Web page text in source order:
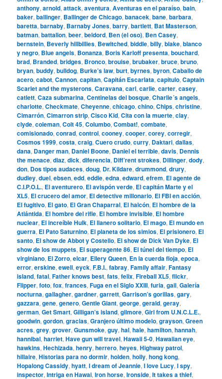
anthony,arnold,attack,aventura,Aventuras en el paraíso,bain,
baker,ballinger, Ballinger de Chicago,banacek,bane,barbara,
baretta,barnaby, Barnaby Jones,barry,bartlett, Bat Masterson,
batman,battalion,beer,beldord, Ben (el oso), Ben Casey,
bernstein, Beverly hillbillies, Bewitched,biddle,billy,blake,blanco
y negro, Blue angels, Bonanza, Boris Karloff presenta,bouchard,
brad, Branded,bridges, Bronco,brouise,brubaker,bruce,bruno,
bryan,buddy,bulldog, Burke’s law,burt,byrnes,byron,Caballo de
acero,cabot,Cannon,capitan,Capitán Escarlata,capitulo,Captain
Scarlet and the mysterons,Caravana,carl,carlie,carter,casey,
catlett,Caza submarina,Centinelas del bosque,Charlie´s angels,
charlotte,Checkmate,Cheyenne,chicago,chino,Chips,christine,
Cimarrón,Cimarron strip,Cisco Kid,Cita con la muerte,clay,
clyde,coleman,Colt 45,Columbo,Combat!,combate,
comisionado,conrad,control,cooney,cooper,corey,corregir,
Cosmos 1999,costa,craig,Cuero crudo,curry, Daktari,dallas,
dana, Danger man, Daniel Boone, Daniel el terrible,davis, Dennis
the menace,diaz,dick,diferencia, Diff’rent strokes, Dillinger,dody,
don, Dos tipos audaces,doug, Dr. Kildare,drummond,drury,
dudley,duel,ebsen,edd,eddie,edna,edward,efrem, El agente de
C.I.P.O.L., El aventurero, El avispón verde, El capitán Marte y el
XL5, El crucero del amor, El detective millonario, El FBI en acción,
El fugitivo, El gato, El Gran Chaparral, El halcón, El hombre de la
Atlántida, El hombre del rifle, El hombre invisible, El hombre
nuclear, El increíble Hulk, El llanero solitario, El mago, El mundo en
guerra, El Pato Saturnino, El planeta de los simios, El prisionero, El
santo, El show de Abbot y Costello, El show de Dick Van Dyke, El
show de los muppets, El superagente 86, El túnel del tiempo, El
virginiano, El Zorro,elcar, Ellery Queen, En la cuerda floja,epoca,
error,erskine,ewell,eyck,F.B.I.,fabray,Family affair,Fantasy
island,fatal,Father knows best,fats,felix,Fireball XL5,flickr,
Flipper,foto,fox,frances,Fuga en el Siglo XXIII,furia,gail,Galería
nocturna,gallagher,gardner,garrett,Garrison’s gorillas,gary,
gazzara,gene,genero,Gentle Giant,george,gerald,geray,
german,Get Smart,Gilligan’s island,gilmore,Girl from U.N.C.L.E.,
goodwin,gordon,gracias,Granjero último modelo,grayson,Green
acres,grey,grover,Gunsmoke,guy,hal,hale,hamilton,hannah,
hannibal,harriet,Have gun will travel,Hawaii 5-0,Hawaiian eye,
hawkins,Hechizada,henry,herrero,heyes,Highway patrol,
hillaire,Historias para no dormir,holden,holly,hong kong,
Hopalong Cassidy,hyatt,I dream of Jeannie,I love Lucy,I spy,
inspector,Intriga en Hawai,Iron horse,Ironside,It takes a thief,